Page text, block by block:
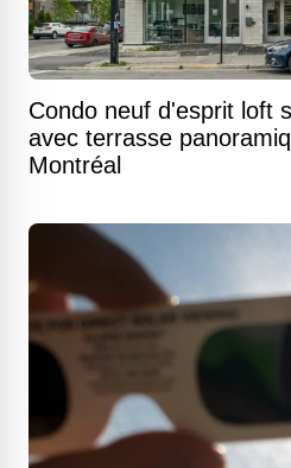
Condo neuf d'esprit loft
avec terrasse
Montréal